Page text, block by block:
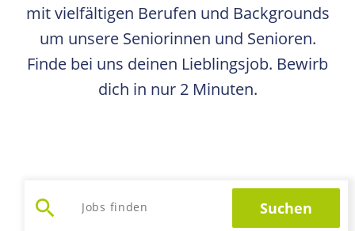
mit vielfältigen Berufen und Backgrounds
um unsere Seniorinnen und Senioren.
Finde bei uns deinen Lieblingsjob. Bewirb
dich in nur 2 Minuten.
search
Jobs suchen Suchen